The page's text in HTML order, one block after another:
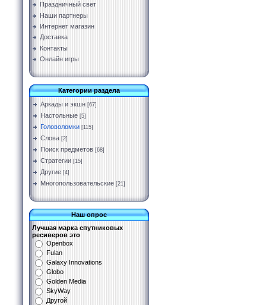
Праздничный свет
Наши партнеры
Интернет магазин
Доставка
Контакты
Онлайн игры
Категории раздела
Аркады и экшн [67]
Настольные [5]
Головоломки [115]
Слова [2]
Поиск предметов [68]
Стратегии [15]
Другие [4]
Многопользовательские [21]
Наш опрос
Лучшая марка спутниковых
ресиверов это
Openbox
Fulan
Galaxy Innovations
Globo
Golden Media
SkyWay
Другой